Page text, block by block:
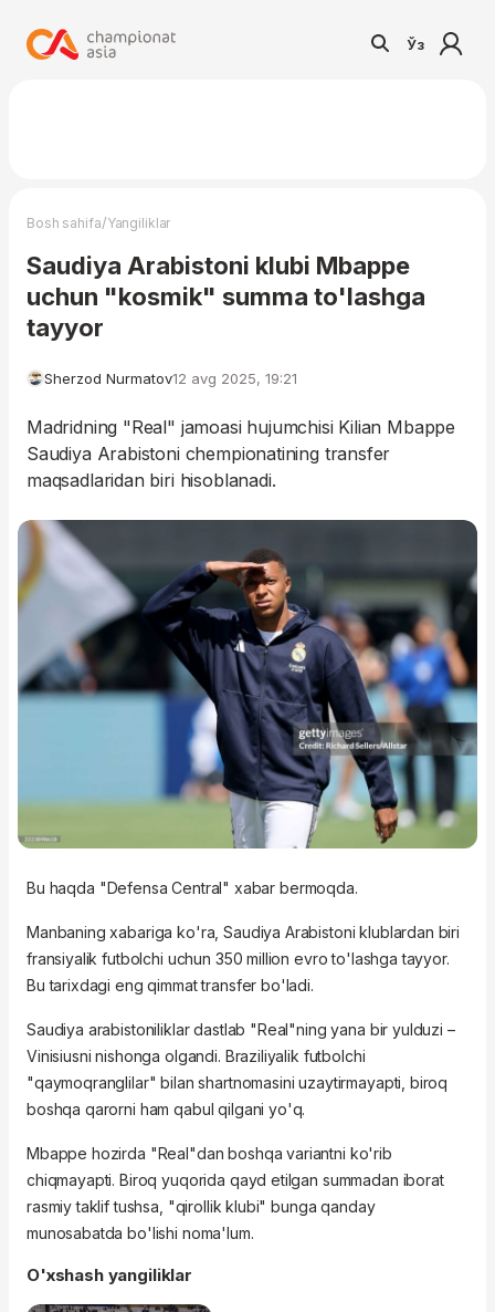
Ўз
Bosh sahifa/Yangiliklar
Saudiya Arabistoni klubi Mbappe
uchun "kosmik" summa to'lashga
tayyor
Sherzod Nurmatov12 avg 2025, 19:21
Madridning "Real" jamoasi hujumchisi Kilian Mbappe
Saudiya Arabistoni chempionatining transfer
maqsadlaridan biri hisoblanadi.
Bu haqda "Defensa Central" xabar bermoqda.
Manbaning xabariga ko'ra, Saudiya Arabistoni klublardan biri
fransiyalik futbolchi uchun 350 million evro to'lashga tayyor.
Bu tarixdagi eng qimmat transfer bo'ladi.
Saudiya arabistoniliklar dastlab "Real"ning yana bir yulduzi –
Vinisiusni nishonga olgandi. Braziliyalik futbolchi
"qaymoqranglilar" bilan shartnomasini uzaytirmayapti, biroq
boshqa qarorni ham qabul qilgani yo'q.
Mbappe hozirda "Real"dan boshqa variantni ko'rib
chiqmayapti. Biroq yuqorida qayd etilgan summadan iborat
rasmiy taklif tushsa, "qirollik klubi" bunga qanday
munosabatda bo'lishi noma'lum.
O'xshash yangiliklar